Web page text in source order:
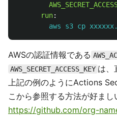
run:
aws s3 cp
AWSの認証情報である
AWS_SECRET_ACCESS_KEY は、
上記の例のようにActions
こから参照する方法が好ま
https://github.com/org-